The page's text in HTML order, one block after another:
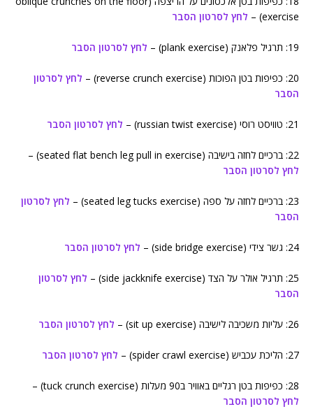
exercise) –
לחץ לסרטון הסבר
19: תרגיל פלאנק (plank exercise) – לחץ לסרטון הסבר
20: כפיפות בטן הפוכות (reverse crunch exercise) –
לחץ לסרטון
הסבר
21: טוויסט רוסי (russian twist exercise) – לחץ לסרטון הסבר
22: ברכיים לחזה בישיבה (seated flat bench leg pull in exercise) –
לחץ לסרטון הסבר
23: ברכיים לחזה על ספה (seated leg tucks exercise) –
לחץ לסרטון
הסבר
24: גשר צידי (side bridge exercise) – לחץ לסרטון הסבר
25: תרגיל אולר על הצד (side jackknife exercise) –
לחץ לסרטון
הסבר
26: עליות משכיבה לישיבה (sit up exercise) – לחץ לסרטון הסבר
27: הליכת עכביש (spider crawl exercise) – לחץ לסרטון הסבר
28: כפיפות בטן רגליים באוויר ב90 מעלות (tuck crunch exercise) –
לחץ לסרטון הסבר